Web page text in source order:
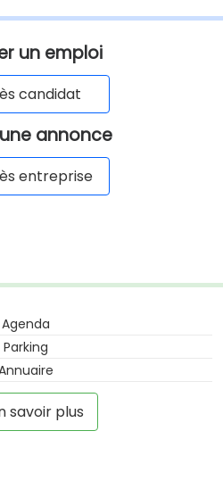
un emploi
candidat
annonce
entreprise
Agenda
Parking
savoir plus